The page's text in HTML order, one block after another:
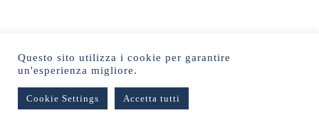
Questo sito utilizza i cookie per garantire
un'esperienza migliore.
Cookie Settings Accetta tutti